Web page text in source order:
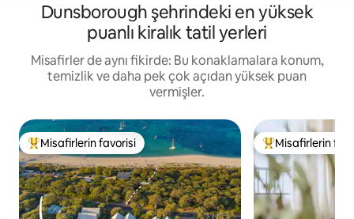
Dunsborough şehrindeki en yüksek
puanlı kiralık tatil yerleri
Misafirler de aynı fikirde: Bu konaklamalara konum,
temizlik ve daha pek çok açıdan yüksek puan
vermişler.
Misafirlerin favorilerinden en beğenilenler arasında
Misafirlerin favorisi Misafirlerin
Misafirlerin